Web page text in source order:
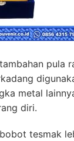
pula
metal
diri.
tesmak